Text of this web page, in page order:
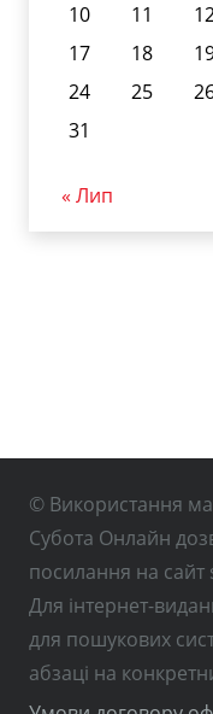
10
11
17
18
24
25
31
« Лип
© Використання
Субота Онлайн
посилання на
Для інтернет-
для пошукових
абзаці на